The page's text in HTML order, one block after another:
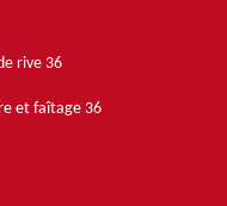
rive 36
et faîtage 36